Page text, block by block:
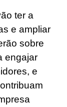
ter a
e ampliar
sobre
engajar
e